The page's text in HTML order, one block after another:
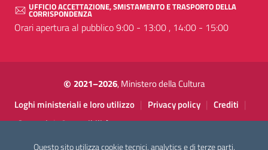
Questo sito utilizza cookie tecnici, analytics e di terze parti.
UFFICIO ACCETTAZIONE, SMISTAMENTO E TRASPORTO DELLA
CORRISPONDENZA
Orari apertura al pubblico 9:00 - 13:00 , 14:00 - 15:00
© 2021–2026, Ministero della Cultura
Sezione Link Utili
Loghi ministeriali e loro utilizzo | Privacy policy | Crediti |
Contatti | Accessibilità